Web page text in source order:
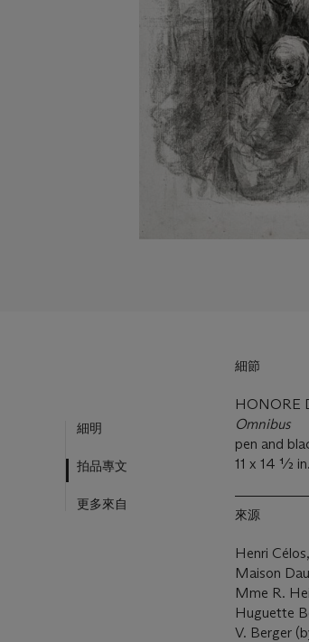
細明
拍品專文
更多來自
細節
HONORE
Omnibus
pen and
11 x 14 ½
來源
Henri
Maison
Mme R.
Huguette
V. Berger